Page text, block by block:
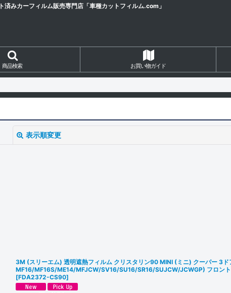
みカーフィルム販売専門店「車種カットフィルム.com」
商品検索 お買い物ガイド
表示順変更
3M (スリーエム) 透明遮熱フィルム クリスタリン90 MINI (ミニ) クーパー 3
MF16/MF16S/ME14/MFJCW/SV16/SU16/SR16/SUJCW/JCWGP) フロント
[FDA2372-CS90]